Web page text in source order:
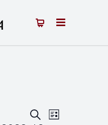
Recherche
RECHERCHE
Navigation
LISTE